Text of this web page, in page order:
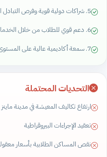
5. شراكات دولية قوية وفرص التبادل الطلابي.
6. دعم قوي للطلاب من خلال الخدمات والمرافق.
7. سمعة أكاديمية عالية على المستوى الأوروبي والعالمي.
التحديات المحتملة
ارتفاع تكاليف المعيشة في مدينة ماينز
تعقيد الإجراءات البيروقراطية
نقص المساكن الطلابية بأسعار